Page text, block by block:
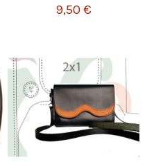
9,50 €